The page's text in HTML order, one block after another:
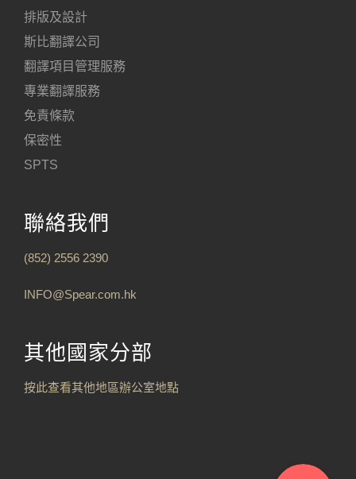
排版及設計
斯比翻譯公司
翻譯項目管理服務
專業翻譯服務
免責條款
保密性
SPTS
聯絡我們
(852) 2556 2390
INFO@Spear.com.hk
其他國家分部
按此查看其他地區辦公室地點